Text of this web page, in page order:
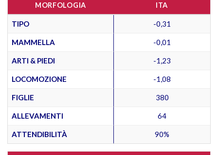
MORFOLOGIA ITA
TIPO -0,31
MAMMELLA -0,01
ARTI & PIEDI -1,23
LOCOMOZIONE -1,08
FIGLIE 380
ALLEVAMENTI 64
ATTENDIBILITÀ 90%